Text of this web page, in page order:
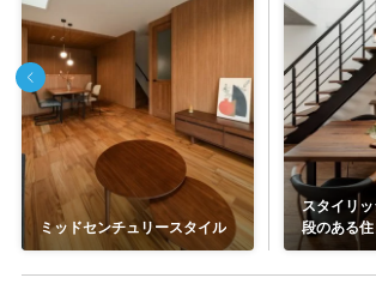
ミッドセンチュリースタイル
スタイリ
段のある